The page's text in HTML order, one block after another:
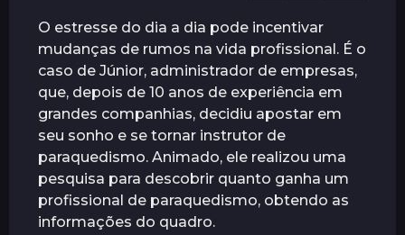
4
a
n
o
s
a
t
r
á
s
m
a
r
ã
e
s
r
á
s
O estresse do dia a dia pode incentivar
mudanças de rumos na vida profissional. É o
caso de Júnior, administrador de empresas,
que, depois de 10 anos de experiência em
grandes companhias, decidiu apostar em
seu sonho e se tornar instrutor de
paraquedismo. Animado, ele realizou uma
pesquisa para descobrir quanto ganha um
profissional de paraquedismo, obtendo as
informações do quadro.